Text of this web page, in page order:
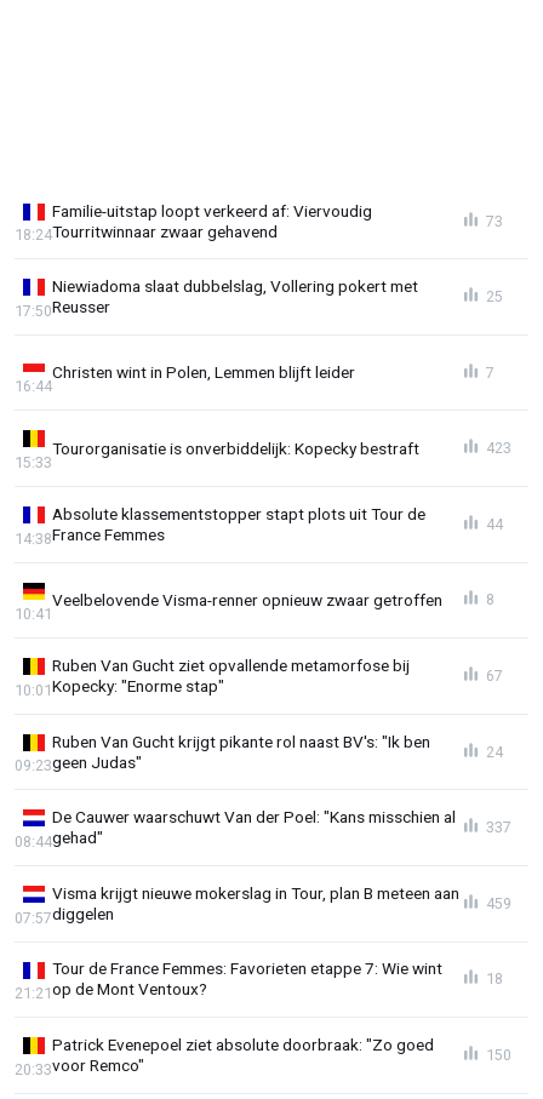
Familie-uitstap loopt verkeerd af: Viervoudig
Tourritwinnaar zwaar gehavend
18:24
73
Niewiadoma slaat dubbelslag, Vollering pokert met
Reusser
17:50
25
Christen wint in Polen, Lemmen blijft leider
16:44
7
Tourorganisatie is onverbiddelijk: Kopecky bestraft
15:33
423
Absolute klassementstopper stapt plots uit Tour de
France Femmes
14:38
44
Veelbelovende Visma-renner opnieuw zwaar getroffen
10:41
8
Ruben Van Gucht ziet opvallende metamorfose bij
Kopecky: "Enorme stap"
10:01
67
Ruben Van Gucht krijgt pikante rol naast BV's: "Ik ben
geen Judas"
09:23
24
De Cauwer waarschuwt Van der Poel: "Kans misschien al
gehad"
08:44
337
Visma krijgt nieuwe mokerslag in Tour, plan B meteen aan
diggelen
07:57
459
Tour de France Femmes: Favorieten etappe 7: Wie wint
op de Mont Ventoux?
21:21
18
Patrick Evenepoel ziet absolute doorbraak: "Zo goed
voor Remco"
20:33
150